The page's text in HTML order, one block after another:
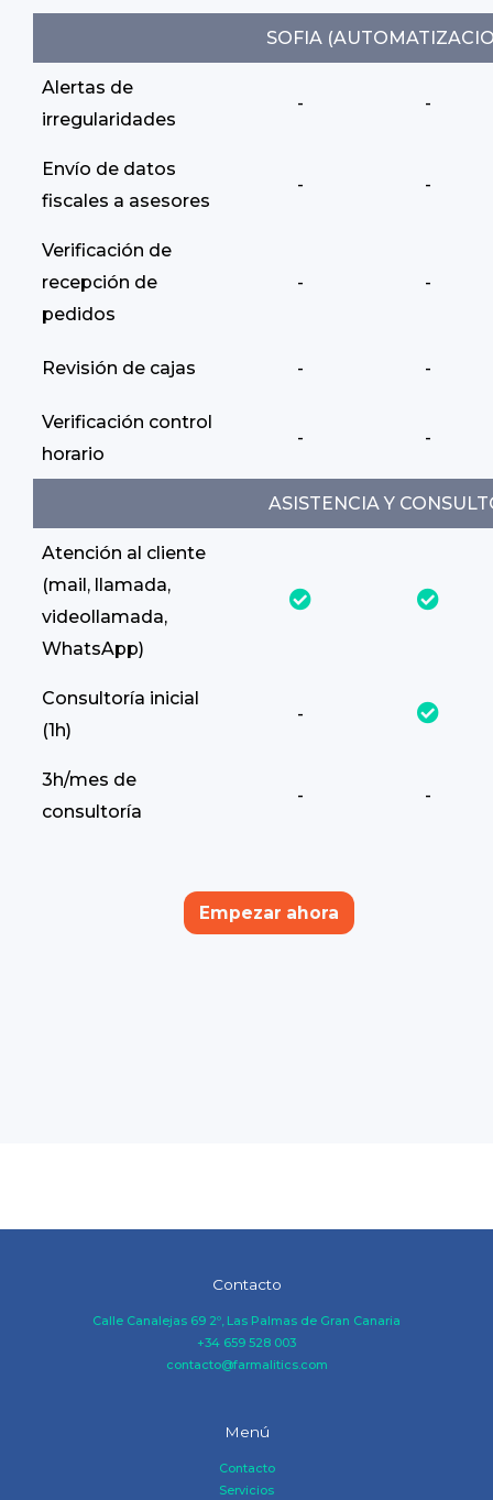
SOFIA
Alertas de
irregularidades
- -
Envío de datos
fiscales a asesores
- -
Verificación de
recepción de
pedidos
- -
Revisión de cajas - -
Verificación control
horario
- -
ASISTENCIA Y
Atención al cliente
(mail, llamada,
videollamada,
WhatsApp)
Consultoría inicial
(1h)
-
3h/mes de
consultoría
- -
Empezar ahora
Contacto
Calle Canalejas 69 2º, Las Palmas de Gran Canaria
+34 659 528 003
contacto@farmalitics.com
Menú
Contacto
Servicios